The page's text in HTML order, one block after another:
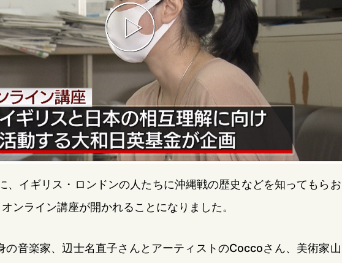
、イギリス・ロンドンの人たちに沖縄戦の歴史などを知ってもらお
ンライン講座が開かれることになりました。
の音楽家、辺士名直子さんとアーティストのCoccoさん、美術家山